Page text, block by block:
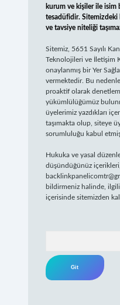
kurum ve kişiler ile isim
tesadüfidir. Sitemizdeki
ve tavsiye niteliği
Sitemiz, 5651 Sayılı
Teknolojileri ve İletişim
onaylanmış bir Yer
vermektedir. Bu
proaktif olarak
yükümlülüğümüz
üyelerimiz yazdıkları
taşımakta olup, siteye
sorumluluğu kabul etmiş
Hukuka ve yasal
düşündüğünüz içerikleri,
bildirmeniz halinde,
içerisinde sitemizden